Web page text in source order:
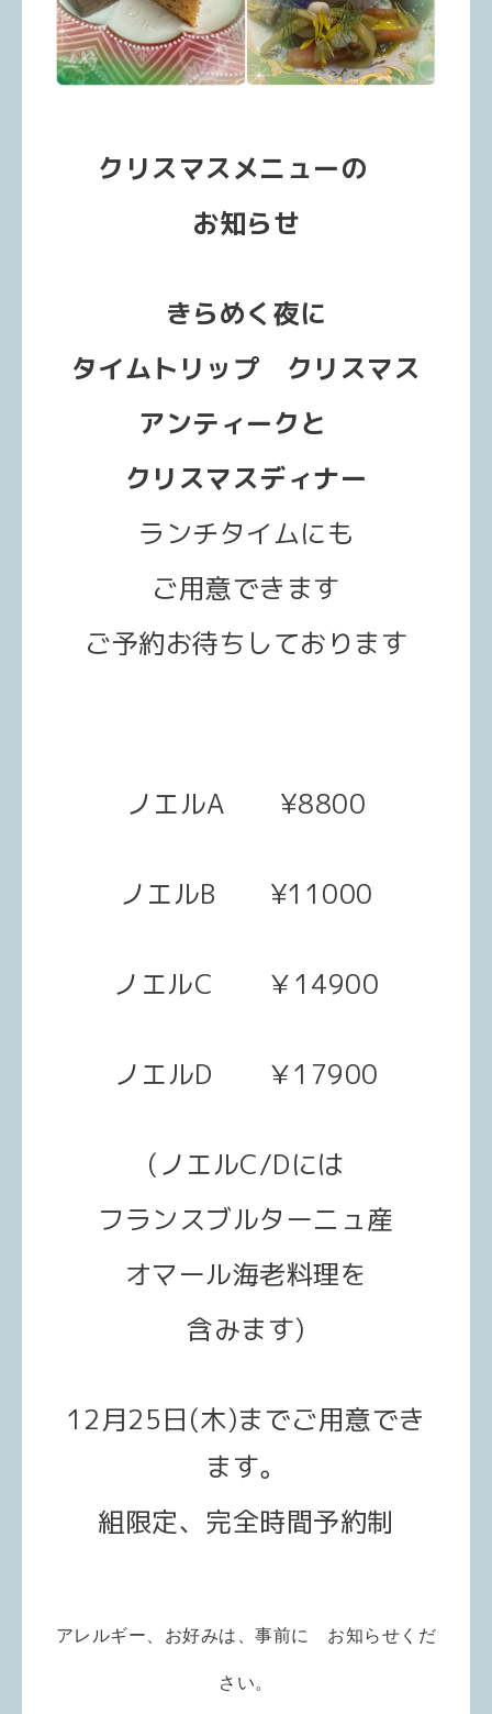
クリスマスメニューの
お知らせ
きらめく夜に
タイムトリップ クリスマス
アンティークと
クリスマスディナー
ランチタイムにも
ご用意できます
ご予約お待ちしております
ノエルA ¥8800
ノエルB ¥11000
ノエルC ￥14900
ノエルD ￥17900
(ノエルC/Dには
フランスブルターニュ産
オマール海老料理を
含みます)
12月25日(木)までご用意でき
ます。
組限定、完全時間予約制
アレルギー、お好みは、事前に お知らせくだ
さい。